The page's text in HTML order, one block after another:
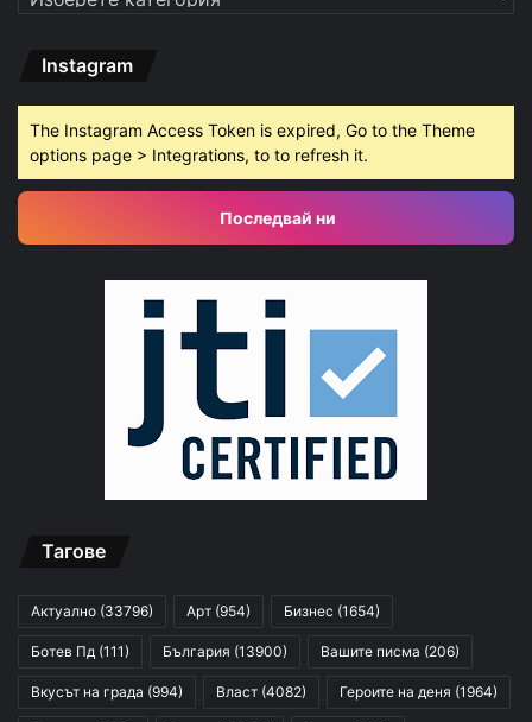
Instagram
The Instagram Access Token is expired, Go to the Theme
options page > Integrations, to to refresh it.
Последвай ни
Тагове
Актуално (33796) Арт (954) Бизнес (1654)
Ботев Пд (111) България (13900) Вашите писма (206)
Вкусът на града (994) Власт (4082) Героите на деня (1964)